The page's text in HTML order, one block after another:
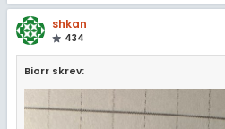
shkan
434
Biorr skrev: